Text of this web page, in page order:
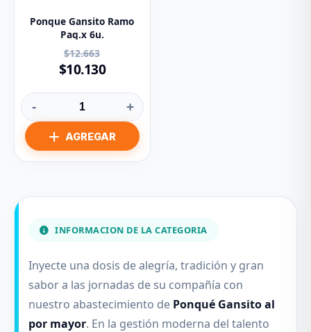
Ponque Gansito Ramo
Paq.x 6u.
$12.663
$10.130
- +
INFORMACION DE LA CATEGORIA
Inyecte una dosis de alegría, tradición y gran
sabor a las jornadas de su compañía con
nuestro abastecimiento de Ponqué Gansito al
por mayor. En la gestión moderna del talento